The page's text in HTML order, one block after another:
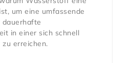
um eine umfassende
dauerhafte
in einer sich schnell
erreichen.